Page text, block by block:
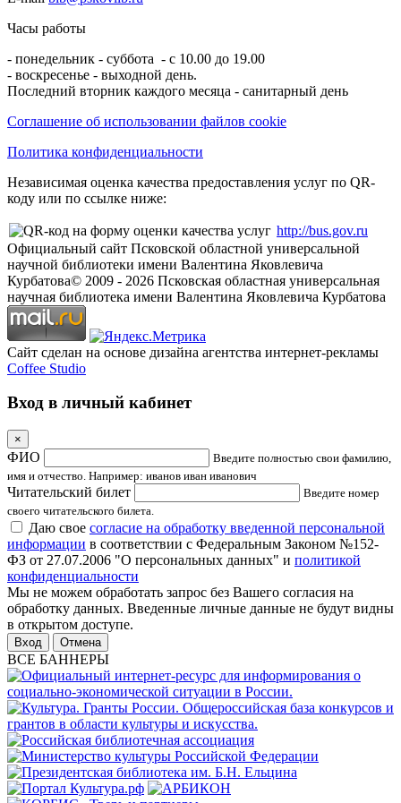
Часы работы
- понедельник - суббота - с 10.00 до 19.00
- воскресенье - выходной день.
Последний вторник каждого месяца - санитарный день
Соглашение об использовании файлов cookie
Политика конфиденциальности
Независимая оценка качества предоставления услуг по QR-
коду или по ссылке ниже:
http://bus.gov.ru
Официальный сайт Псковской областной универсальной
научной библиотеки имени Валентина Яковлевича
Курбатова© 2009 - 2026 Псковская областная универсальная
научная библиотека имени Валентина Яковлевича Курбатова
Сайт сделан на основе дизайна агентства интернет-рекламы
Coffee Studio
Вход в личный кабинет
×
ФИО
Введите полностью свои фамилию,
имя и отчество. Например: иванов иван иванович
Читательский билет
Введите номер
своего читательского билета.
Даю свое согласие на обработку введенной персональной
информации в соответствии с Федеральным Законом №152-
ФЗ от 27.07.2006 "О персональных данных" и политикой
конфиденциальности
Мы не можем обработать запрос без Вашего согласия на
обработку данных. Введенные личные данные не будут видны
в открытом доступе.
Отмена
ВСЕ БАННЕРЫ